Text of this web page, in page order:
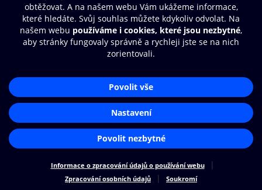
Přístupnost
Zásady zpracování osobních údajů
Cookies
Aplikace O2 Knihovna
Čti a poslouchej své e-knihy a
audioknihy rychleji a pohodlněji.